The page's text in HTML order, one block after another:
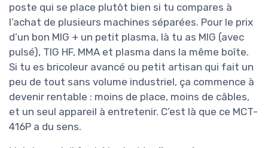
poste qui se place plutôt bien si tu compares à
l’achat de plusieurs machines séparées. Pour le prix
d’un bon MIG + un petit plasma, là tu as MIG (avec
pulsé), TIG HF, MMA et plasma dans la même boîte.
Si tu es bricoleur avancé ou petit artisan qui fait un
peu de tout sans volume industriel, ça commence à
devenir rentable : moins de place, moins de câbles,
et un seul appareil à entretenir. C’est là que ce MCT-
416P a du sens.